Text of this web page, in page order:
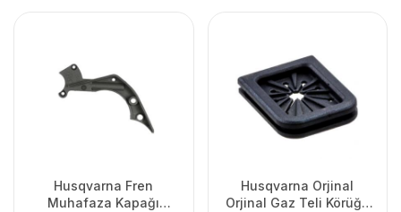
Husqvarna Fren
Muhafaza Kapağı
Husqvarna Orjinal
Orjinal Gaz Teli Körüğü